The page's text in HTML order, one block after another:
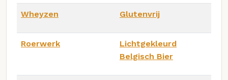
Wheyzen Glutenvrij
Roerwerk
Lichtgekleurd
Belgisch Bier